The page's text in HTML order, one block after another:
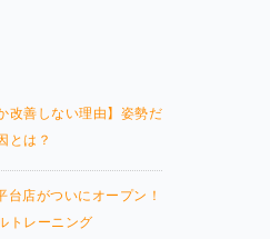
改善しない理由】姿勢だ
とは？
店がついにオープン！
トレーニング